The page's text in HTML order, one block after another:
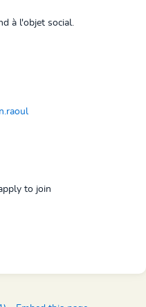
à l'objet social.
to join